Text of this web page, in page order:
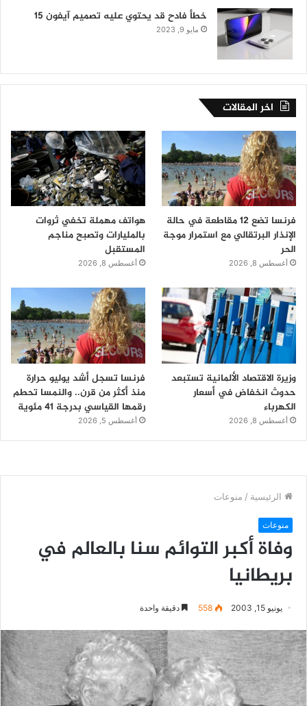
خطأ فادح قد يحتوي عليه تصميم آيفون 15
مايو 9, 2023
اخر المقالات
فرنسا تضع 12 مقاطعة في حالة
الإنذار البرتقالي مع استمرار موجة
الحر
أغسطس 8, 2026
هواتف مهملة تخفي ثروات
بالمليارات وتصبح مناجم
المستقبل
أغسطس 8, 2026
وزيرة الاقتصاد الألمانية تستبعد
حدوث انخفاض في أسعار
الكهرباء
أغسطس 8, 2026
فرنسا تسجل أشد يوليو حرارة
منذ أكثر من قرن.. والنمسا تحطم
رقمها القياسي بدرجة 41 مئوية
أغسطس 5, 2026